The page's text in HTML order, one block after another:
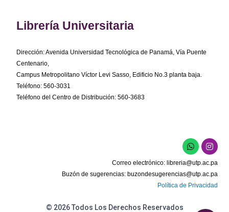
Librería Universitaria
Dirección: Avenida Universidad Tecnológica de Panamá, Vía Puente
Centenario,
Campus Metropolitano Víctor Levi Sasso, Edificio No.3 planta baja.
Teléfono: 560-3031
Teléfono del Centro de Distribución: 560-3683
W
h
a
t
s
a
p
I
n
s
t
a
g
r
Correo electrónico: libreria@utp.ac.pa
Buzón de sugerencias: buzondesugerencias@utp.ac.pa
Política de Privacidad
© 2026 Todos Los Derechos Reservados